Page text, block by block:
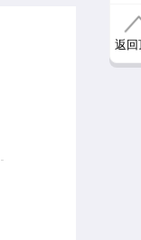
返回